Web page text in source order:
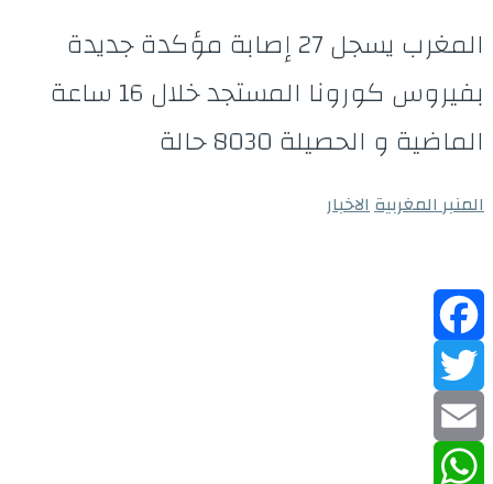
المغرب يسجل 27 إصابة مؤكدة جديدة
بفيروس كورونا المستجد خلال 16 ساعة
الماضية و الحصيلة 8030 حالة
المنبر المغربيةالاخبار
Facebook
Twitter
Email